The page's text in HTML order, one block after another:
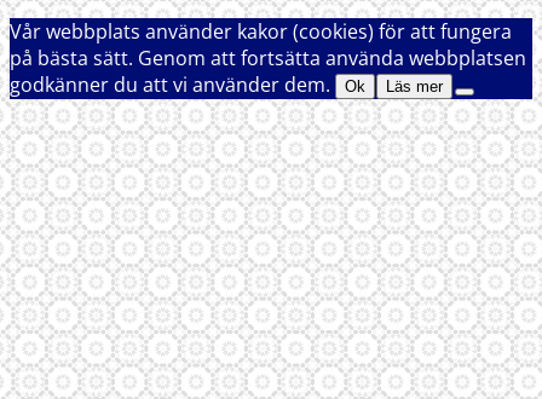
Vår webbplats använder kakor (cookies) för att fungera
på bästa sätt. Genom att fortsätta använda webbplatsen
godkänner du att vi använder dem.
Ok Läs mer